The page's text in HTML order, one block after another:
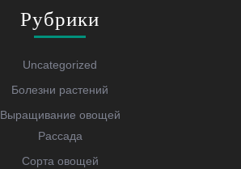
Рубрики
Uncategorized
Болезни растений
Выращивание овощей
Рассада
Сорта овощей